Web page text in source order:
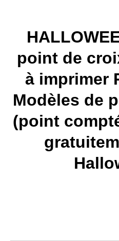
point de
à imprimer
Modèles de
(point